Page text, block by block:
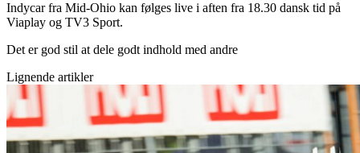
Indycar fra Mid-Ohio kan følges live i aften fra 18.30 dansk tid på
Viaplay og TV3 Sport.
Det er god stil at dele godt indhold med andre
Lignende artikler